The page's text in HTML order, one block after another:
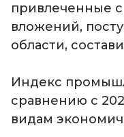
привлеченные
вложений,
области,
Индекс
сравнению с
видам